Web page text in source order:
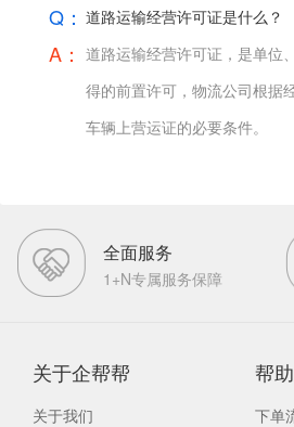
Q： 道路运输经营许可证是什么？
A： 道路运输经营许可证，是单位
得的前置许可，物流公司根据
车辆上营运证的必要条件。
全面服务
1+N专属服务保障
关于企帮帮
关于我们
帮
下单